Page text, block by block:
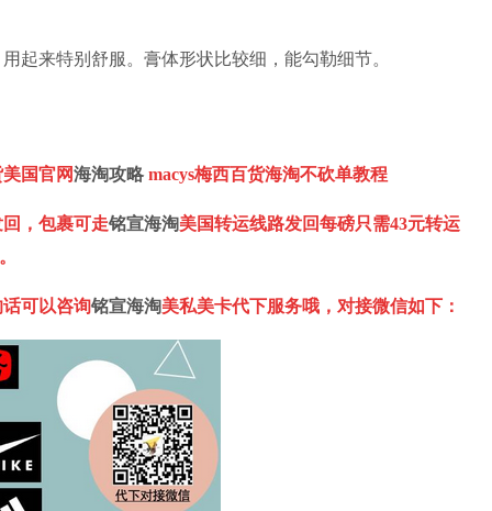
起来特别舒服。膏体形状比较细，能勾勒细节。
国官网海淘攻略 macys梅西百货海淘不砍单教程
回，包裹可走铭宣海淘美国转运线路发回每磅只需43元转运
可以咨询铭宣海淘美私美卡代下服务哦，对接微信如下：